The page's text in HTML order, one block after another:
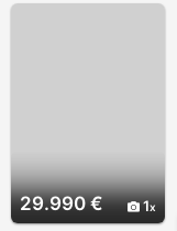
29.990 € 1